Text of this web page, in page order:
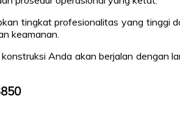
tingkat profesionalitas yang tinggi
keamanan.
Anda akan berjalan dengan